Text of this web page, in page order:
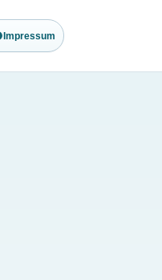
Impressum